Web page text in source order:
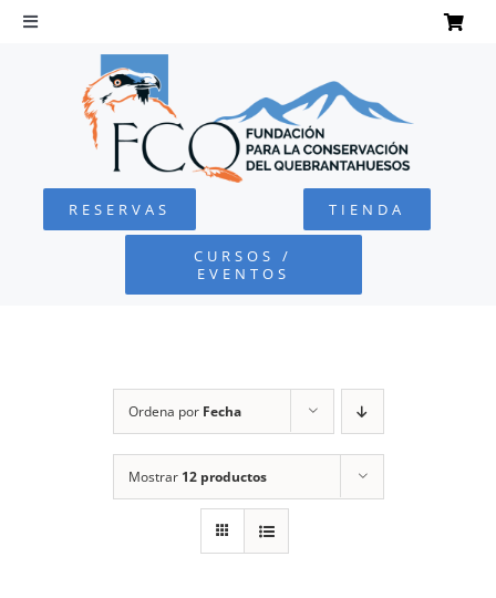
Saltar
Toggle
Navigation
QUEBRANTAHUESOS
FUNDACIÓN
RESERVAS TIENDA
CURSOS /
EVENTOS
Ordena por Fecha
Mostrar 12 productos